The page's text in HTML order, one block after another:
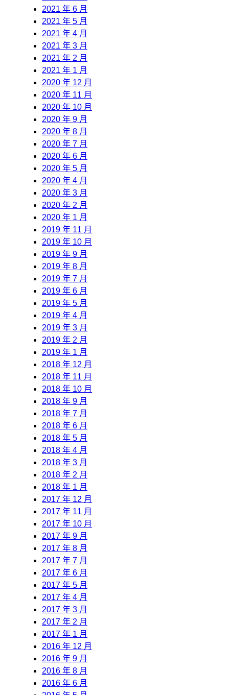
2021 年 6 月
2021 年 5 月
2021 年 4 月
2021 年 3 月
2021 年 2 月
2021 年 1 月
2020 年 12 月
2020 年 11 月
2020 年 10 月
2020 年 9 月
2020 年 8 月
2020 年 7 月
2020 年 6 月
2020 年 5 月
2020 年 4 月
2020 年 3 月
2020 年 2 月
2020 年 1 月
2019 年 11 月
2019 年 10 月
2019 年 9 月
2019 年 8 月
2019 年 7 月
2019 年 6 月
2019 年 5 月
2019 年 4 月
2019 年 3 月
2019 年 2 月
2019 年 1 月
2018 年 12 月
2018 年 11 月
2018 年 10 月
2018 年 9 月
2018 年 7 月
2018 年 6 月
2018 年 5 月
2018 年 4 月
2018 年 3 月
2018 年 2 月
2018 年 1 月
2017 年 12 月
2017 年 11 月
2017 年 10 月
2017 年 9 月
2017 年 8 月
2017 年 7 月
2017 年 6 月
2017 年 5 月
2017 年 4 月
2017 年 3 月
2017 年 2 月
2017 年 1 月
2016 年 12 月
2016 年 9 月
2016 年 8 月
2016 年 6 月